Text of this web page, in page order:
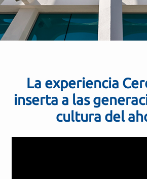
La experiencia
inserta a las
cultura del